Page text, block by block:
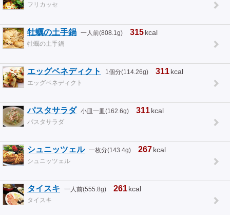
フリカッセ
牡蠣の土手鍋 一人前(808.1g) 315kcal
牡蠣の土手鍋
エッグベネディクト 1個分(114.26g) 311kcal
エッグベネディクト
パスタサラダ 小皿一皿(162.6g) 311kcal
パスタサラダ
シュニッツェル 一枚分(143.4g) 267kcal
シュニッツェル
タイスキ 一人前(555.8g) 261kcal
タイスキ